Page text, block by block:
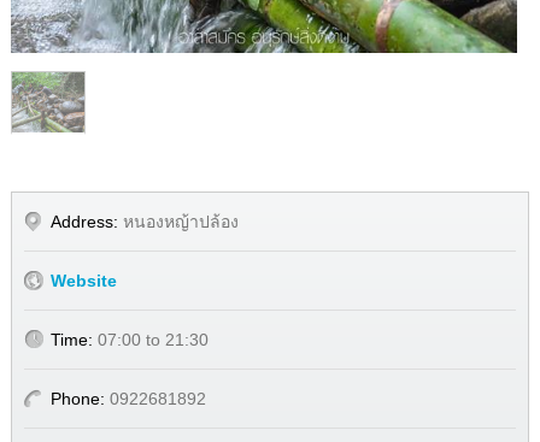
1/1
Address: หนองหญ้าปล้อง
Website
Time: 07:00 to 21:30
Phone: 0922681892